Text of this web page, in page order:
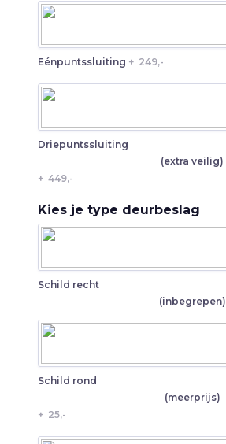
Eénpuntssluiting + 249,-
Driepuntssluiting
(extra veilig)
+ 449,-
Kies je type deurbeslag
Schild recht
(inbegrepen)
Schild rond
(meerprijs)
+ 25,-